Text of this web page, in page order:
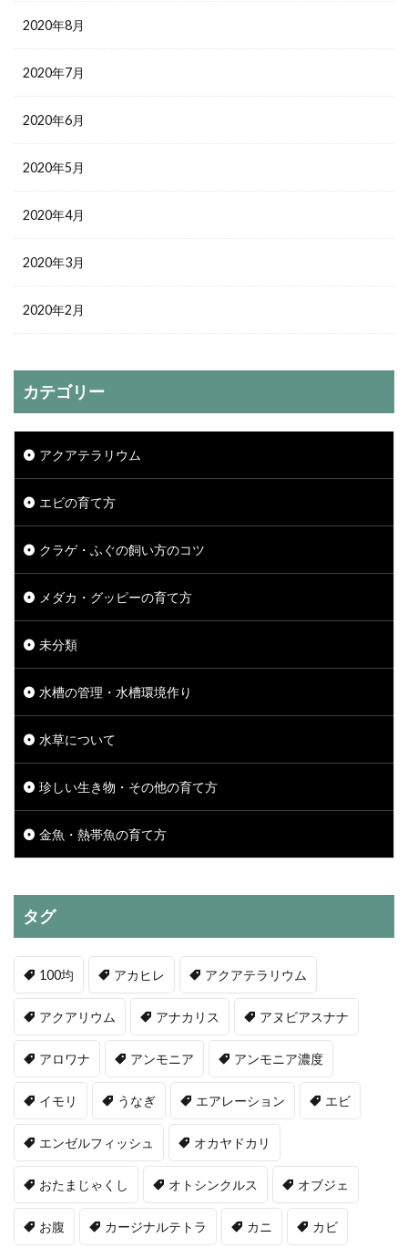
2020年8月
2020年7月
2020年6月
2020年5月
2020年4月
2020年3月
2020年2月
カテゴリー
アクアテラリウム
エビの育て方
クラゲ・ふぐの飼い方のコツ
メダカ・グッピーの育て方
未分類
水槽の管理・水槽環境作り
水草について
珍しい生き物・その他の育て方
金魚・熱帯魚の育て方
タグ
100均 アカヒレ アクアテラリウム
アクアリウム アナカリス アヌビアスナナ
アロワナ アンモニア アンモニア濃度
イモリ うなぎ エアレーション エビ
エンゼルフィッシュ オカヤドカリ
おたまじゃくし オトシンクルス オブジェ
お腹 カージナルテトラ カニ カビ